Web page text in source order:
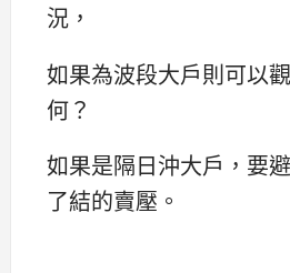
況，
如果為波段大戶則可以
何？
如果是隔日沖大戶，要
了結的賣壓。